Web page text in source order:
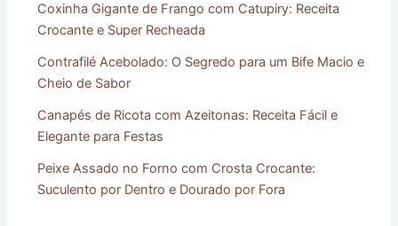
Coxinha Gigante de Frango com Catupiry: Receita
Crocante e Super Recheada
Contrafilé Acebolado: O Segredo para um Bife Macio e
Cheio de Sabor
Canapés de Ricota com Azeitonas: Receita Fácil e
Elegante para Festas
Peixe Assado no Forno com Crosta Crocante:
Suculento por Dentro e Dourado por Fora